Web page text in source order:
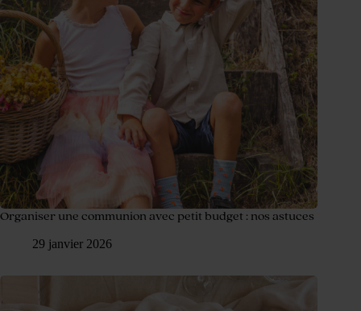
Organiser une communion avec petit budget : nos astuces
29 janvier 2026